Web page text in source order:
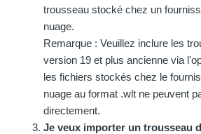
trousseau stocké chez un
nuage.
Remarque : Veuillez inclure les
version 19 et plus ancienne via
les fichiers stockés chez le
nuage au format .wlt ne peuvent
directement.
Je veux importer un trousseau